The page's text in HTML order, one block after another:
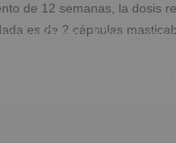
de 12 semanas, la dosis
es de 2 cápsulas
Omega 3 (origen